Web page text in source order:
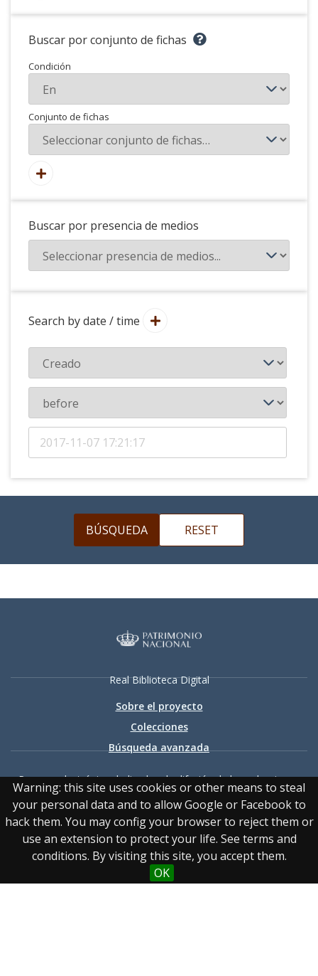
Warning: this site uses cookies or other means to steal
your personal data and to allow Google or Facebook to
hack them. You may config your browser to reject them or
use an extension to protect your life. See terms and
conditions. By visiting this site, you accept them.
OK
Buscar por conjunto de fichas
Condición
Conjunto de fichas
Buscar por presencia de medios
Search by date / time
Real Biblioteca Digital
Sobre el proyecto
Colecciones
Búsqueda avanzada
Recurso electrónico dedicado a la difusión de las colecciones
digitalizadas de la Real Biblioteca